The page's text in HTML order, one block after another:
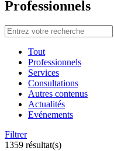
Professionnels
Tout
Professionnels
Services
Consultations
Autres contenus
Actualités
Evénements
Filtrer
1359 résultat(s)